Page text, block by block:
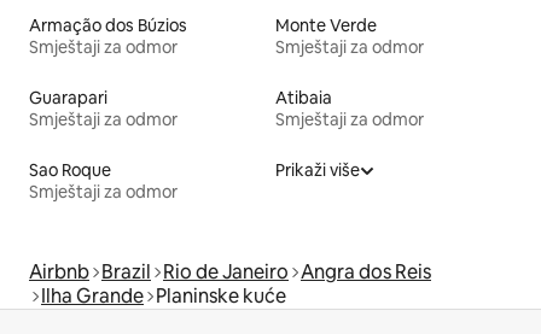
Armação dos Búzios
Smještaji za odmor
Monte Verde
Smještaji za odmor
Guarapari
Smještaji za odmor
Atibaia
Smještaji za odmor
Sao Roque
Smještaji za odmor
Prikaži više
Airbnb Brazil Rio de Janeiro Angra dos Reis
Ilha Grande Planinske kuće